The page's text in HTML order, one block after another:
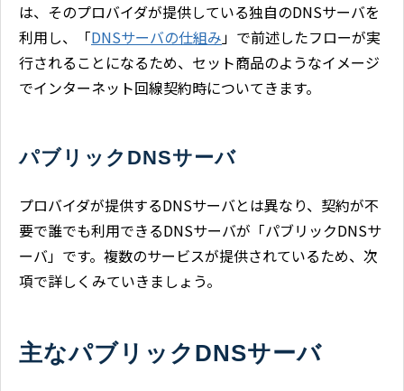
は、そのプロバイダが提供している独自のDNSサーバを
利用し、「DNSサーバの仕組み」で前述したフローが実
行されることになるため、セット商品のようなイメージ
でインターネット回線契約時についてきます。
パブリックDNSサーバ
プロバイダが提供するDNSサーバとは異なり、契約が不
要で誰でも利用できるDNSサーバが「パブリックDNSサ
ーバ」です。複数のサービスが提供されているため、次
項で詳しくみていきましょう。
主なパブリックDNSサーバ